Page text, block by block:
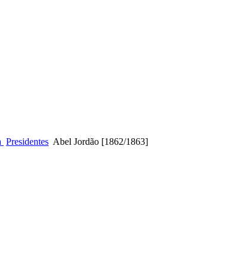
Presidentes Abel Jordão [1862/1863]